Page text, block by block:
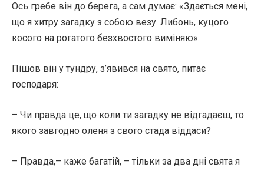
Ось гребе він до берега, а сам думає: «Здається мені,
що я хитру загадку з собою везу. Либонь, куцого
косого на рогатого безхвостого виміняю».
Пішов він у тундру, з’явився на свято, питає
господаря:
– Чи правда це, що коли ти загадку не відгадаєш, то
якого завгодно оленя з свого стада віддаси?
– Правда,– каже багатій, – тільки за два дні свята я